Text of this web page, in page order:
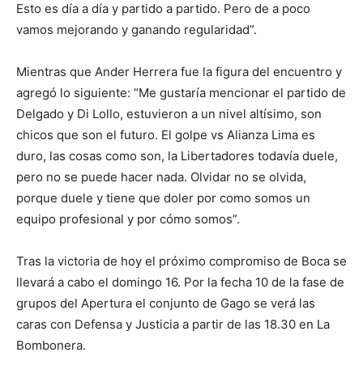
Esto es día a día y partido a partido. Pero de a poco
vamos mejorando y ganando regularidad”.
Mientras que Ander Herrera fue la figura del encuentro y
agregó lo siguiente: “Me gustaría mencionar el partido de
Delgado y Di Lollo, estuvieron a un nivel altísimo, son
chicos que son el futuro. El golpe vs Alianza Lima es
duro, las cosas como son, la Libertadores todavía duele,
pero no se puede hacer nada. Olvidar no se olvida,
porque duele y tiene que doler por como somos un
equipo profesional y por cómo somos”.
Tras la victoria de hoy el próximo compromiso de Boca se
llevará a cabo el domingo 16. Por la fecha 10 de la fase de
grupos del Apertura el conjunto de Gago se verá las
caras con Defensa y Justicia a partir de las 18.30 en La
Bombonera.